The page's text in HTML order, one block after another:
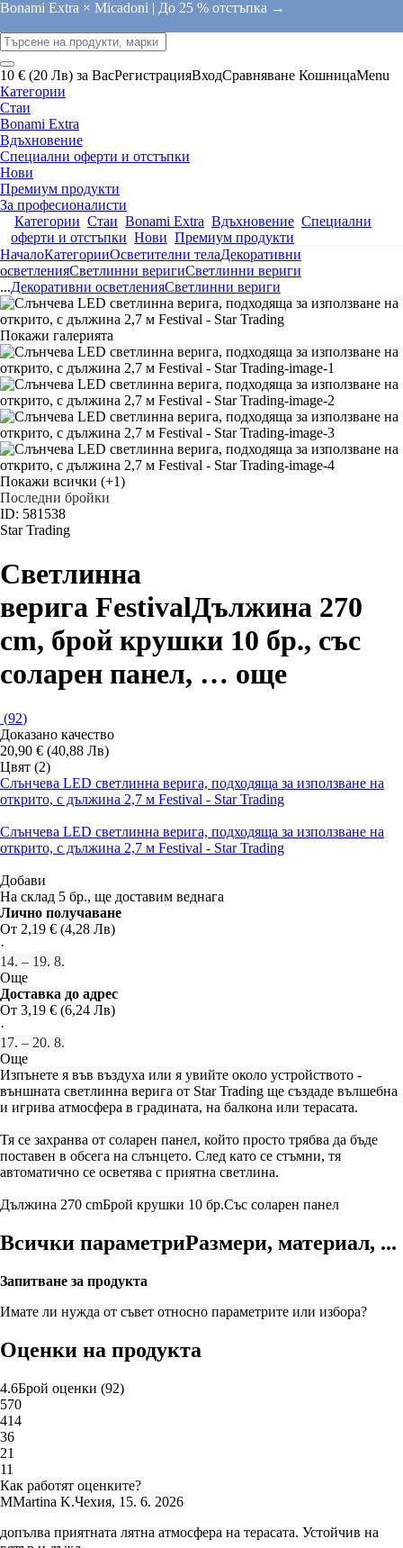
Bonami Extra × Micadoni | До 25 % отстъпка →
10 € (20 Лв) за ВасРегистрацияВходСравняване КошницаMenu
Категории
Стаи
Bonami Extra
Вдъхновение
Специални оферти и отстъпки
Нови
Премиум продукти
За професионалисти
Категории Стаи Bonami Extra Вдъхновение Специални
оферти и отстъпки Нови Премиум продукти
НачалоКатегорииОсветителни телаДекоративни
осветленияСветлинни веригиСветлинни вериги
...Декоративни осветленияСветлинни вериги
Покажи галерията
Покажи всички (+1)
Последни бройки
ID: 581538
Star Trading
Светлинна
верига FestivalДължина 270
cm, брой крушки 10 бр., със
соларен панел, … още
(92)
Доказано качество
20,90 € (40,88 Лв)
Цвят (2)
Слънчева LED светлинна верига, подходяща за използване на
открито, с дължина 2,7 м Festival - Star Trading
Слънчева LED светлинна верига, подходяща за използване на
открито, с дължина 2,7 м Festival - Star Trading
Добави
На склад 5 бр., ще доставим веднага
Лично получаване
От 2,19 € (4,28 Лв)
·
14. – 19. 8.
Още
Доставка до адрес
От 3,19 € (6,24 Лв)
·
17. – 20. 8.
Още
Изпънете я във въздуха или я увийте около устройството -
външната светлинна верига от Star Trading ще създаде вълшебна
и игрива атмосфера в градината, на балкона или терасата.
Тя се захранва от соларен панел, който просто трябва да бъде
поставен в обсега на слънцето. След като се стъмни, тя
автоматично се осветява с приятна светлина.
Дължина 270 cmБрой крушки 10 бр.Със соларен панел
Всички параметриРазмери, материал, ...
Запитване за продукта
Имате ли нужда от съвет относно параметрите или избора?
Оценки на продукта
4.6Брой оценки (92)
570
414
36
21
11
Как работят оценките?
MMartina K.Чехия, 15. 6. 2026
допълва приятната лятна атмосфера на терасата. Устойчив на